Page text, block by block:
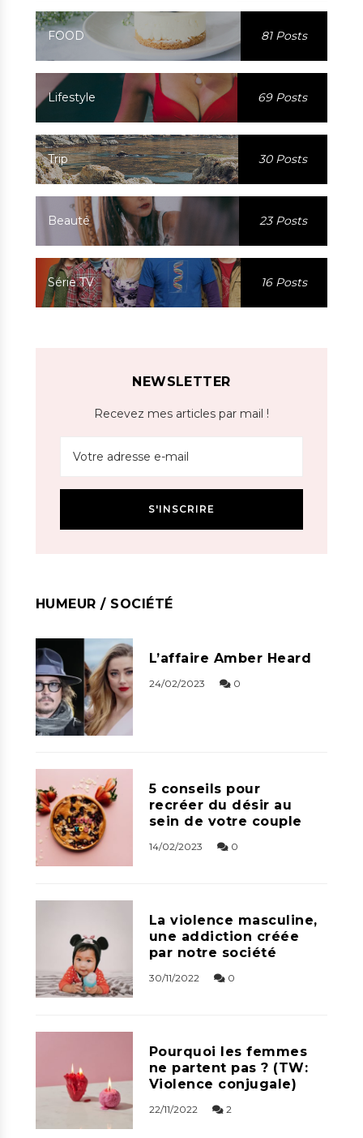
FOOD 81 Posts
Lifestyle 69 Posts
Trip 30 Posts
Beauté 23 Posts
Série TV 16 Posts
NEWSLETTER
Recevez mes articles par mail !
HUMEUR / SOCIÉTÉ
L’affaire Amber Heard
24/02/2023 0
5 conseils pour
recréer du désir au
sein de votre couple
14/02/2023 0
La violence masculine,
une addiction créée
par notre société
30/11/2022 0
Pourquoi les femmes
ne partent pas ? (TW:
Violence conjugale)
22/11/2022 2